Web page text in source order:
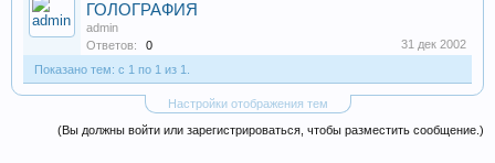
ГОЛОГРАФИЯ
admin
Ответов:
0
31 дек 2002
Показано тем: с 1 по 1 из 1.
Настройки отображения тем
(Вы должны войти или зарегистрироваться, чтобы разместить сообщение.)